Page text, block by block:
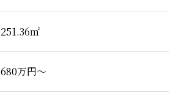
251.36㎡
680万円～